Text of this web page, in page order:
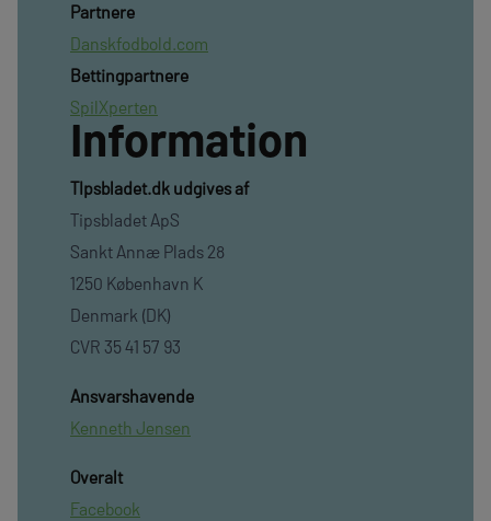
Partnere
Danskfodbold.com
Bettingpartnere
SpilXperten
Information
TIpsbladet.dk udgives af
Tipsbladet ApS
Sankt Annæ Plads 28
1250 København K
Denmark (DK)
CVR 35 41 57 93
Ansvarshavende
Kenneth Jensen
Overalt
Facebook